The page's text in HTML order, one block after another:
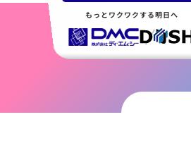
もっとワクワクする明日へ